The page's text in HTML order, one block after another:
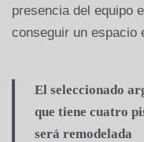
presencia del equipo
conseguir un espacio
El seleccionado
que tiene cuatro
será remodelada